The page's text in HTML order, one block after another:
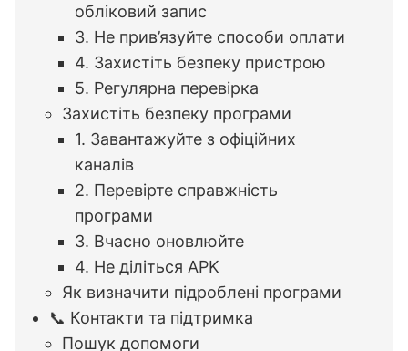
обліковий запис
3. Не прив’язуйте способи оплати
4. Захистіть безпеку пристрою
5. Регулярна перевірка
Захистіть безпеку програми
1. Завантажуйте з офіційних
каналів
2. Перевірте справжність
програми
3. Вчасно оновлюйте
4. Не діліться APK
Як визначити підроблені програми
📞 Контакти та підтримка
Пошук допомоги